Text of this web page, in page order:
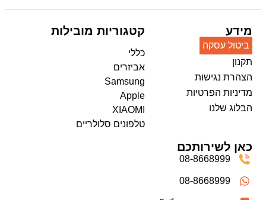
מידע
ביטול עסקה
תקנון
הצהרת נגישות
מדיניות הפרטיות
הבלוג שלנו
קטגוריות מובילות
כללי
אביזרים
Samsung
Apple
XIAOMI
טלפונים סלולריים
כאן לשירותכם
08-8668999
08-8668999